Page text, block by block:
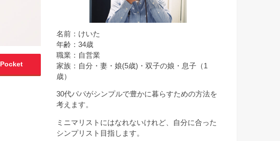
Pocket
名前：けいた
年齢：34歳
職業：自営業
家族：自分・妻・娘(5歳)・双子の娘・息子（1
歳）
30代パパがシンプルで豊かに暮らすための方法を
考えます。
ミニマリストにはなれないけれど、自分に合った
シンプリスト目指します。